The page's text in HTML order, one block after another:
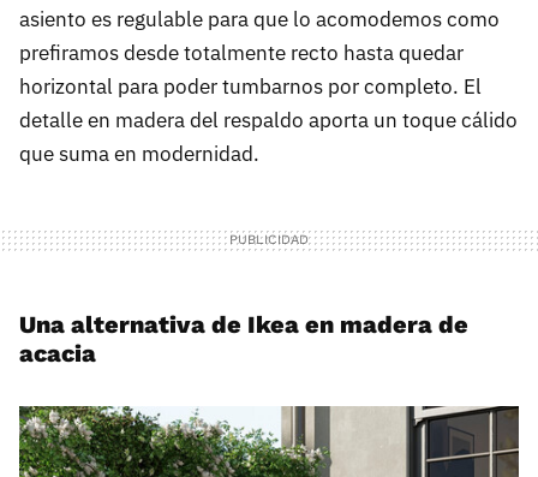
asiento es regulable para que lo acomodemos como
prefiramos desde totalmente recto hasta quedar
horizontal para poder tumbarnos por completo. El
detalle en madera del respaldo aporta un toque cálido
que suma en modernidad.
Una alternativa de Ikea en madera de
acacia